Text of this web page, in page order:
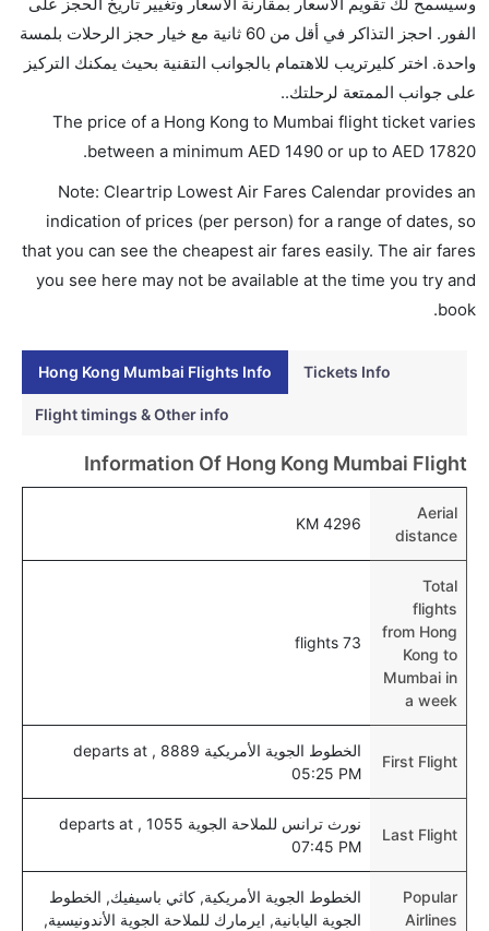
تتراوح أسعار رحلة الدرجة الاقتصادية من AED 1490 إلى
AED 17820. الخطوط الجوية الأمريكية, كاثي باسيفيك,
الخطوط الجوية اليابانية, ايرمارك للملاحة الجوية
الأندونيسية, الخطوط الجوية كانتاس, الاتحاد للطيران,
الأسعار.
هل اختيار إنجاز إجراءات السفر عبر الإنترنت متاح في رحلة
هل يمكنني حجز فنادق متوسطة التكلفة بالقرب من مطار
مومباي عبر الإنترنت؟
نعم، يمكن حجز فنادق متوسطة التكلفة بالقرب من المطار
عبر اختيار فنادق كليرتريب.
نعم، يتيح مطار مومباي المطور حديثا هذه الإمكانية للأطفال
الفور. احجز التذاكر في أقل من 60 ثانية مع خيار حجز الرحلات بلمسة
واحدة. اختر كليرتريب للاهتمام بالجوانب التقنية بحيث يمكنك التركيز
على جوانب الممتعة لرحلتك..
The price of a Hong Kong to Mumbai flight ticket varies
between a minimum AED 1490 or up to AED 17820
.
Note: Cleartrip Lowest Air Fares Calendar provides an
indication of prices (per person) for a range of dates, so
that you can see the cheapest air fares easily. The air fares
you see here may not be available at the time you try and
book.
Hong Kong Mumbai Flights Info Tickets Info
Flight timings & Other info
Information Of Hong Kong Mumbai Flight
Aerial
distance
4296 KM
Total
flights
from Hong
Kong to
Mumbai in
a week
73 flights
First Flight
الخطوط الجوية الأمريكية 8889 , departs at
05:25 PM
Last Flight
نورث ترانس للملاحة الجوية 1055 , departs at
07:45 PM
Popular
Airlines
الخطوط الجوية الأمريكية, كاثي باسيفيك, الخطوط
الجوية اليابانية, ايرمارك للملاحة الجوية الأندونيسية,